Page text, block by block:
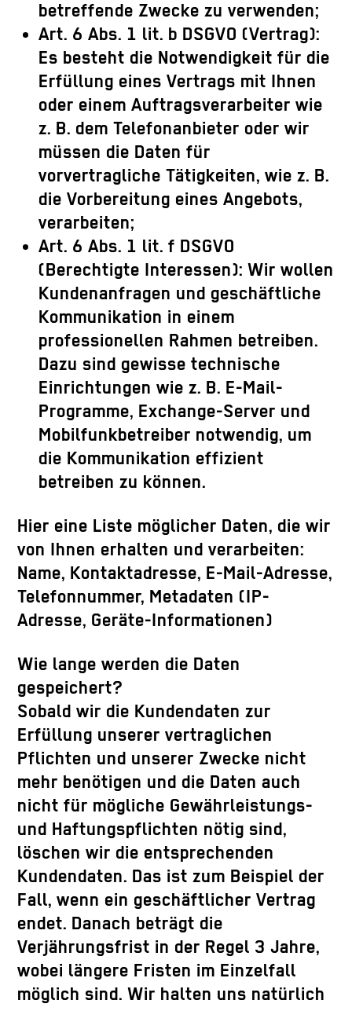
betreffende Zwecke zu verwenden;
Art. 6 Abs. 1 lit. b DSGVO (Vertrag):
Es besteht die Notwendigkeit für die
Erfüllung eines Vertrags mit Ihnen
oder einem Auftragsverarbeiter wie
z. B. dem Telefonanbieter oder wir
müssen die Daten für
vorvertragliche Tätigkeiten, wie z. B.
die Vorbereitung eines Angebots,
verarbeiten;
Art. 6 Abs. 1 lit. f DSGVO
(Berechtigte Interessen): Wir wollen
Kundenanfragen und geschäftliche
Kommunikation in einem
professionellen Rahmen betreiben.
Dazu sind gewisse technische
Einrichtungen wie z. B. E-Mail-
Programme, Exchange-Server und
Mobilfunkbetreiber notwendig, um
die Kommunikation effizient
betreiben zu können.
Hier eine Liste möglicher Daten, die wir
von Ihnen erhalten und verarbeiten:
Name, Kontaktadresse, E-Mail-Adresse,
Telefonnummer, Metadaten (IP-
Adresse, Geräte-Informationen)
Wie lange werden die Daten
gespeichert?
Sobald wir die Kundendaten zur
Erfüllung unserer vertraglichen
Pflichten und unserer Zwecke nicht
mehr benötigen und die Daten auch
nicht für mögliche Gewährleistungs-
und Haftungspflichten nötig sind,
löschen wir die entsprechenden
Kundendaten. Das ist zum Beispiel der
Fall, wenn ein geschäftlicher Vertrag
endet. Danach beträgt die
Verjährungsfrist in der Regel 3 Jahre,
wobei längere Fristen im Einzelfall
möglich sind. Wir halten uns natürlich